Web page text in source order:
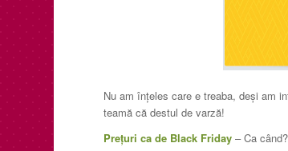
Nu am înțeles care e treaba, deși am
teamă că destul de varză!
Prețuri ca de Black Friday – Ca când?